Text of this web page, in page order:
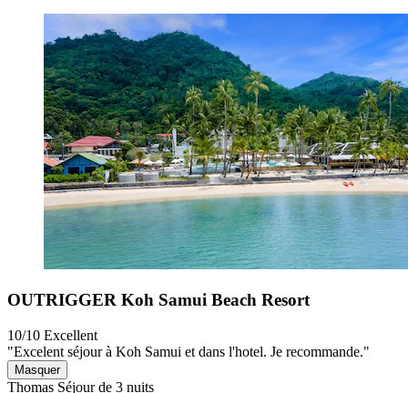
OUTRIGGER Koh Samui Beach Resort
10/10 Excellent
"Excelent séjour à Koh Samui et dans l'hotel. Je recommande."
Masquer
Thomas Séjour de 3 nuits